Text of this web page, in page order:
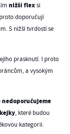
nižší flexsi
doporučují
S nižší tvrdostí se
prasknutí. I proto
a vysokým
nedoporučujeme
, které budou
kategorii.